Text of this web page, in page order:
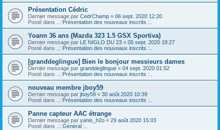
Présentation Cédric
Dernier message par CedrChamp « 06 sept. 2020 12:20
Posté dans
..: Présentation des nouveaux inscrits :..
Yoann 36 ans (Mazda 323 1.5 GSX Sportiva)
Dernier message par LE NIGLO DU 23 « 05 sept. 2020 18:27
Posté dans
..: Présentation des nouveaux inscrits :..
[granddeglingue] Bien le bonjour messieurs dames
Dernier message par granddeglingue « 04 sept. 2020 01:52
Posté dans
..: Présentation des nouveaux inscrits :..
nouveau membre jboy59
Dernier message par jboy59 « 30 août 2020 10:39
Posté dans
..: Présentation des nouveaux inscrits :..
Panne capteur AAC étrange
Dernier message par yanis_h2o « 29 août 2020 15:03
Posté dans
..: Général :..